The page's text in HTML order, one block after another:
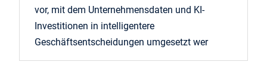
vor, mit dem Unternehmensdaten und KI-
Investitionen in intelligentere
Geschäftsentscheidungen umgesetzt wer